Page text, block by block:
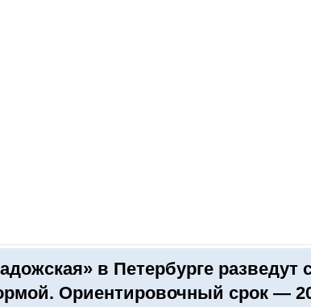
в Петербурге разведут
Ориентировочный срок —